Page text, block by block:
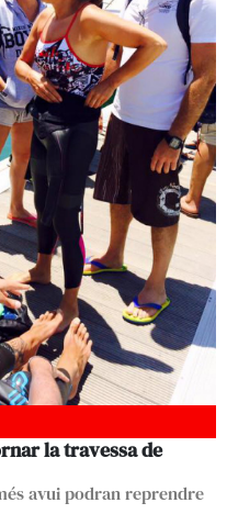
la travessa de
avui podran reprendre